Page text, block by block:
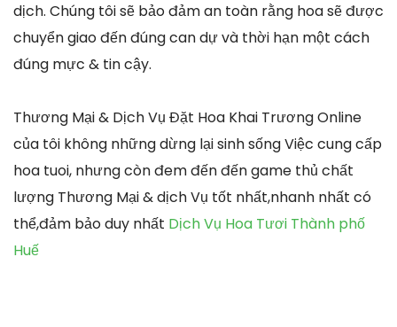
dịch. Chúng tôi sẽ bảo đảm an toàn rằng hoa sẽ được
chuyển giao đến đúng can dự và thời hạn một cách
đúng mực & tin cậy.
Thương Mại & Dịch Vụ Đặt Hoa Khai Trương Online
của tôi không những dừng lại sinh sống Việc cung cấp
hoa tuoi, nhưng còn đem đến đến game thủ chất
lượng Thương Mại & dịch Vụ tốt nhất,nhanh nhất có
thể,đảm bảo duy nhất Dịch Vụ Hoa Tươi Thành phố
Huế